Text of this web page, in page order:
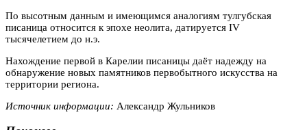
По высотным данным и имеющимся аналогиям тулгубская
писаница относится к эпохе неолита, датируется IV
тысячелетием до н.э.
Нахождение первой в Карелии писаницы даёт надежду на
обнаружение новых памятников первобытного искусства на
территории региона.
Источник информации: Александр Жульников